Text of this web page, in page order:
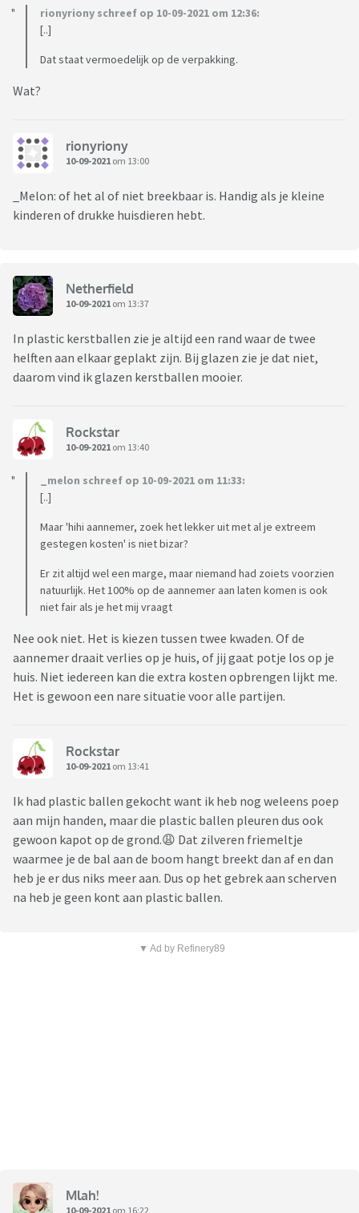
rionyriony schreef op 10-09-2021 om 12:36:
[..]
Dat staat vermoedelijk op de verpakking.
Wat?
rionyriony
10-09-2021 om 13:00
_Melon: of het al of niet breekbaar is. Handig als je kleine
kinderen of drukke huisdieren hebt.
Netherfield
10-09-2021 om 13:37
In plastic kerstballen zie je altijd een rand waar de twee
helften aan elkaar geplakt zijn. Bij glazen zie je dat niet,
daarom vind ik glazen kerstballen mooier.
Rockstar
10-09-2021 om 13:40
_melon schreef op 10-09-2021 om 11:33:
[..]
Maar 'hihi aannemer, zoek het lekker uit met al je extreem
gestegen kosten' is niet bizar?
Er zit altijd wel een marge, maar niemand had zoiets voorzien
natuurlijk. Het 100% op de aannemer aan laten komen is ook
niet fair als je het mij vraagt
Nee ook niet. Het is kiezen tussen twee kwaden. Of de
aannemer draait verlies op je huis, of jij gaat potje los op je
huis. Niet iedereen kan die extra kosten opbrengen lijkt me.
Het is gewoon een nare situatie voor alle partijen.
Rockstar
10-09-2021 om 13:41
Ik had plastic ballen gekocht want ik heb nog weleens poep
aan mijn handen, maar die plastic ballen pleuren dus ook
gewoon kapot op de grond.😩 Dat zilveren friemeltje
waarmee je de bal aan de boom hangt breekt dan af en dan
heb je er dus niks meer aan. Dus op het gebrek aan scherven
na heb je geen kont aan plastic ballen.
▼ Ad by Refinery89
Mlah!
10-09-2021 om 16:22